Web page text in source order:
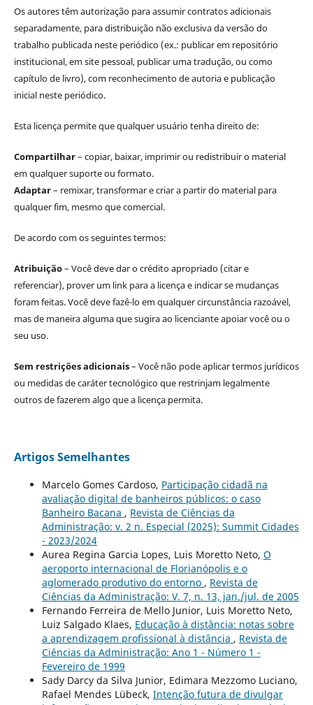
Os autores têm autorização para assumir contratos adicionais
separadamente, para distribuição não exclusiva da versão do
trabalho publicada neste periódico (ex.: publicar em repositório
institucional, em site pessoal, publicar uma tradução, ou como
capítulo de livro), com reconhecimento de autoria e publicação
inicial neste periódico.
Esta licença permite que qualquer usuário tenha direito de:
Compartilhar– copiar, baixar, imprimir ou redistribuir o material
em qualquer suporte ou formato.
Adaptar– remixar, transformar e criar a partir do material para
qualquer fim, mesmo que comercial.
De acordo com os seguintes termos:
Atribuição– Você deve dar o crédito apropriado (citar e
referenciar), prover um link para a licença e indicar se mudanças
foram feitas. Você deve fazê-lo em qualquer circunstância razoável,
mas de maneira alguma que sugira ao licenciante apoiar você ou o
seu uso.
Sem restrições adicionais– Você não pode aplicar termos jurídicos
ou medidas de caráter tecnológico que restrinjam legalmente
outros de fazerem algo que a licença permita.
Artigos Semelhantes
Marcelo Gomes Cardoso, Participação cidadã na
avaliação digital de banheiros públicos: o caso
Banheiro Bacana , Revista de Ciências da
Administração: v. 2 n. Especial (2025): Summit Cidades
- 2023/2024
Aurea Regina Garcia Lopes, Luis Moretto Neto, O
aeroporto internacional de Florianópolis e o
aglomerado produtivo do entorno , Revista de
Ciências da Administração: V. 7, n. 13, jan./jul. de 2005
Fernando Ferreira de Mello Junior, Luis Moretto Neto,
Luiz Salgado Klaes, Educação à distância: notas sobre
a aprendizagem profissional à distância , Revista de
Ciências da Administração: Ano 1 - Número 1 -
Fevereiro de 1999
Sady Darcy da Silva Junior, Edimara Mezzomo Luciano,
Rafael Mendes Lübeck, Intenção futura de divulgar